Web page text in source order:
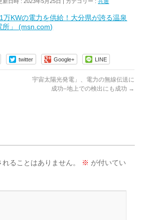
万KWの電力を供給！大分県が誇る温泉
所」 (msn.com)
twitter Google+ LINE
宇宙太陽光発電」、電力の無線伝送に
成功–地上での検出にも成功 →
ることはありません。 ※ が付いてい